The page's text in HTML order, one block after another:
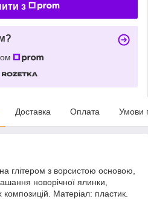
з
Доставка Оплата Умови
глітером з ворсистою основою,
новорічної ялинки,
композицій. Матеріал: пластик.